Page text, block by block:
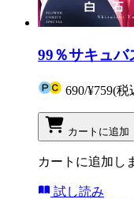
99％サキュバ
690/¥759(税
カートに追加
カートに追加し
試し読み